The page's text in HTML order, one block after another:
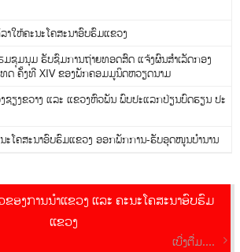
າໃຫ້ຄະນະໂຄສະນາອົບຮົມແຂວງ
ມຊຸມນຸມ ຮັບຊົມການຖ່າຍທອດສົດ ແຈ້ງຜົນສໍາເລັດກອງ
ດ ຄັ້ງທີ XIV ຂອງພັກຄອມມູນິດຫວຽດນາມ
ຊຽງຂວາງ ແລະ ແຂວງຫົວພັນ ພົບປະແລກປ່ຽນບົດຮຽນ ປະ
ະໂຄສະນາອົບຮົມແຂວງ ອອກພັກການ-ຮັບອຸດໜູນບໍານານ
ອງການນຳແຂວງ ແລະ ຄະນະໂຄສະນາອົບຮົມ
ແຂວງ
ເບີ່ງຕື່ມ....